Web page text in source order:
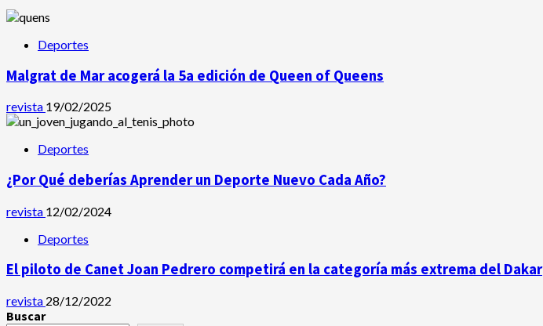
Deportes
Malgrat de Mar acogerá la 5a edición de Queen of Queens
revista 19/02/2025
Deportes
¿Por Qué deberías Aprender un Deporte Nuevo Cada Año?
revista 12/02/2024
Deportes
El piloto de Canet Joan Pedrero competirá en la categoría más extrema del Dakar
revista 28/12/2022
Buscar